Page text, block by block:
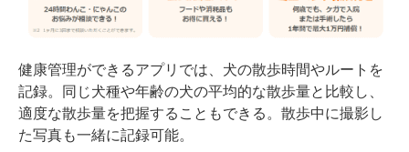
健康管理ができるアプリでは、犬の散歩時間やルートを
記録。同じ犬種や年齢の犬の平均的な散歩量と比較し、
適度な散歩量を把握することもできる。散歩中に撮影し
た写真も一緒に記録可能。